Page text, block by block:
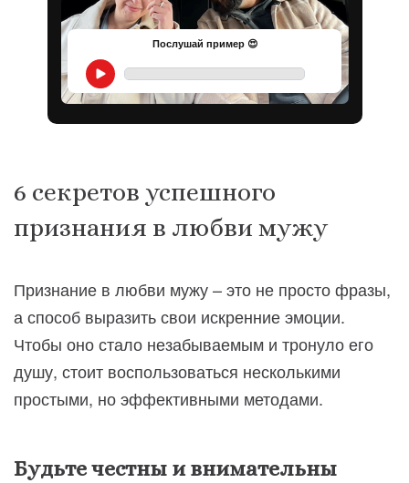
Послушай пример 😍
6 секретов успешного
признания в любви мужу
Признание в любви мужу – это не просто фразы,
а способ выразить свои искренние эмоции.
Чтобы оно стало незабываемым и тронуло его
душу, стоит воспользоваться несколькими
простыми, но эффективными методами.
Будьте честны и внимательны